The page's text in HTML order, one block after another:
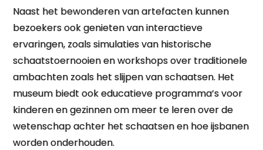
Naast het bewonderen van artefacten kunnen
bezoekers ook genieten van interactieve
ervaringen, zoals simulaties van historische
schaatstoernooien en workshops over traditionele
ambachten zoals het slijpen van schaatsen. Het
museum biedt ook educatieve programma’s voor
kinderen en gezinnen om meer te leren over de
wetenschap achter het schaatsen en hoe ijsbanen
worden onderhouden.